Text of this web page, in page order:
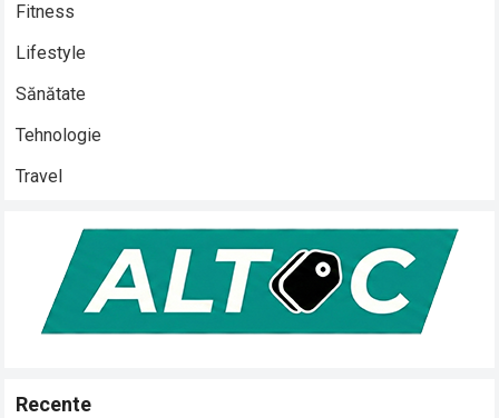
Fitness
Lifestyle
Sănătate
Tehnologie
Travel
Recente